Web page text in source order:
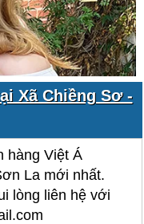
Xã Chiềng Sơ -
hàng Việt Á
La mới nhất.
lòng liên hệ với